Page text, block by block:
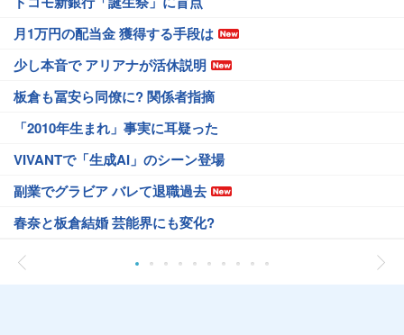
月1万円の配当金 獲得する手段は
少し本音で アリアナが活休説明
板倉も冨安ら同僚に? 関係者指摘
「2010年生まれ」事実に耳疑った
VIVANTで「生成AI」のシーン登場
副業でグラビア バレて退職過去
春奈と板倉結婚 芸能界にも変化?